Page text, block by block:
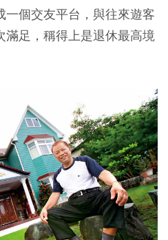
個交友平台，與往來遊客
滿足，稱得上是退休最高境